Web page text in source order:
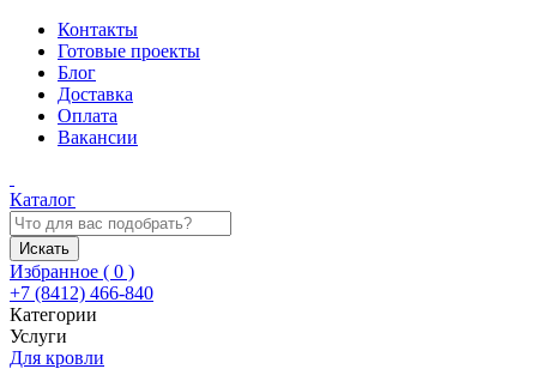
Контакты
Готовые проекты
Блог
Доставка
Оплата
Вакансии
Каталог
Искать
Избранное ( 0 )
+7 (8412) 466-840
Категории
Услуги
Для кровли